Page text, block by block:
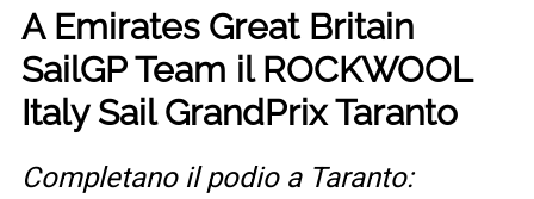
A Emirates Great Britain
SailGP Team il ROCKWOOL
Italy Sail GrandPrix Taranto
Completano il podio a Taranto: